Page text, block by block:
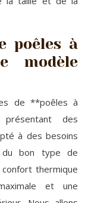
poêles à
modèle
de **poêles à
des
à des besoins
du bon type de
thermique
et une